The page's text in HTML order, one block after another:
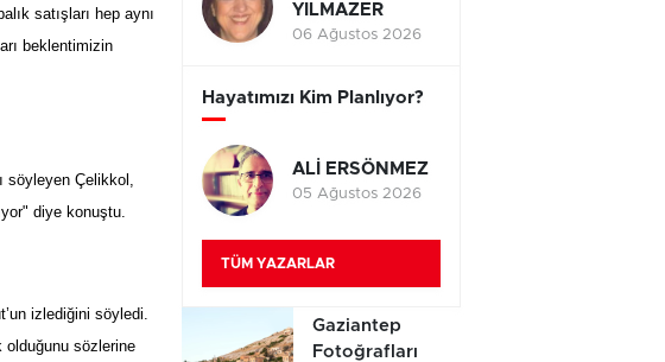
satışları hep aynı
beklentimizin
ı söyleyen Çelikkol,
yor" diye konuştu.
izlediğini söyledi.
olduğunu sözlerine
YILMAZER
06 Ağustos 2026
Hayatımızı Kim Planlıyor?
ALİ ERSÖNMEZ
05 Ağustos 2026
TÜM YAZARLAR
Gaziantep
Fotoğrafları